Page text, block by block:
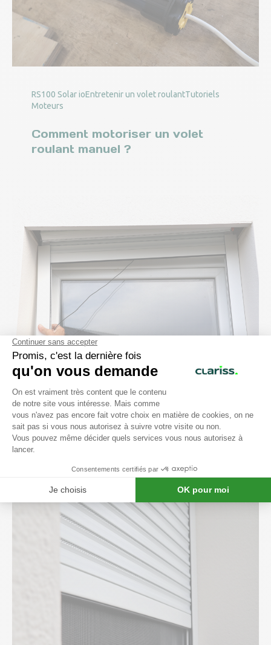
RS100 Solar ioEntretenir un volet roulantTutoriels
Moteurs
Comment motoriser un volet
roulant manuel ?
Réparer un volet roulant Entretenir un volet roulant
Coulisses ou glissières de volets
roulants : ces petits détails qui
font toute la différence